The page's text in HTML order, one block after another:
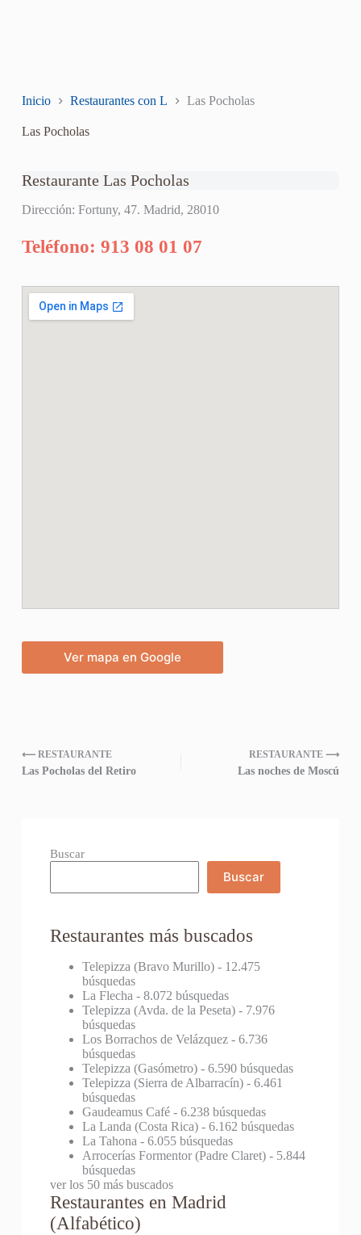
Inicio Restaurantes con L Las Pocholas
Las Pocholas
Restaurante Las Pocholas
Dirección: Fortuny, 47. Madrid, 28010
Teléfono: 913 08 01 07
Ver mapa en Google
⟵ RESTAURANTE
Las Pocholas del Retiro
RESTAURANTE ⟶
Las noches de Moscú
Buscar
Buscar
Restaurantes más buscados
Telepizza (Bravo Murillo)- 12.475
búsquedas
La Flecha - 8.072 búsquedas
Telepizza (Avda. de la Peseta)- 7.976
búsquedas
Los Borrachos de Velázquez- 6.736
búsquedas
Telepizza (Gasómetro)- 6.590 búsquedas
Telepizza (Sierra de Albarracín)- 6.461
búsquedas
Gaudeamus Café- 6.238 búsquedas
La Landa (Costa Rica)- 6.162 búsquedas
La Tahona - 6.055 búsquedas
Arrocerías Formentor (Padre Claret)- 5.844
búsquedas
ver los 50 más buscados
Restaurantes en Madrid
(Alfabético)